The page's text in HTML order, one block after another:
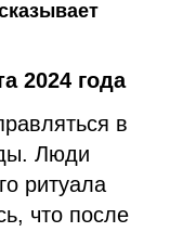
2024 года
в
Люди
ритуала
что после